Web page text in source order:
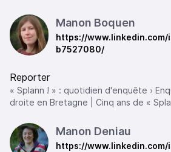
Manon Boquen
https://
b7527080/
Reporter
« Splann ! » : quotidien d'enquête ›
droite en Bretagne | Cinq ans de «
Manon Deniau
https://